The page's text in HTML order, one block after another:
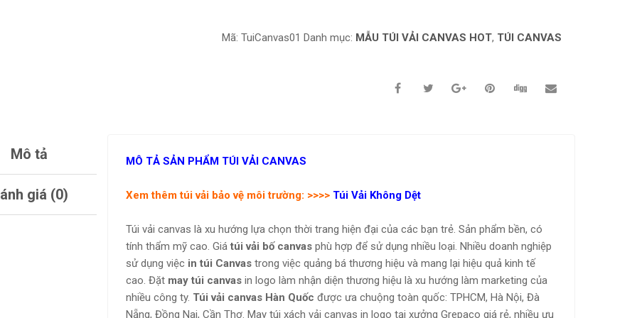
Mã:TuiCanvas01 Danh mục: MẪU TÚI VẢI CANVAS HOT, TÚI CANVAS
Mô tả
giá (0)
MÔ TẢ SẢN PHẨM TÚI VẢI CANVAS
Xem thêm túi vải bảo vệ môi trường: >>>> Túi Vải Không Dệt
Túi vải canvas là xu hướng lựa chọn thời trang hiện đại của các bạn trẻ. Sản phẩm bền, có
tính thẩm mỹ cao. Giá túi vải bố canvasphù hợp để sử dụng nhiều loại. Nhiều doanh nghiệp
sử dụng việc in túi Canvastrong việc quảng bá thương hiệu và mang lại hiệu quả kinh tế
cao. Đặt may túi canvasin logo làm nhận diện thương hiệu là xu hướng làm marketing của
nhiều công ty. Túi vải canvas Hàn Quốc được ưa chuộng toàn quốc: TPHCM, Hà Nội, Đà
Nẵng, Đồng Nai, Cần Thơ. May túi xách vải canvas in logo tại xưởng Grepaco giá rẻ, nhiều ưu